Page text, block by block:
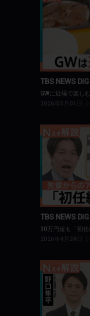
TBS
GWに近場
TBS NEWS
GWに近場で楽し
2026年5月01日（
TBS
30万円超
TBS NEWS
30万円超も「初任
2026年4月24日（
なぜ就職氷河